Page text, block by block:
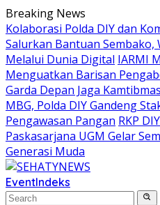
Skip
to
content
Breaking News
Kolaborasi Polda DIY dan
Salurkan Bantuan Sembako,
Melalui Dunia Digital IARMI
Menguatkan Barisan
Garda Depan Jaga
MBG, Polda DIY Gandeng
Pengawasan Pangan RKP
Paskasarjana UGM Gelar
Generasi Muda
EventIndeks